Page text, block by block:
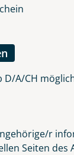
A/CH
r
Seiten des